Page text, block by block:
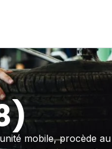
mobile, procède au